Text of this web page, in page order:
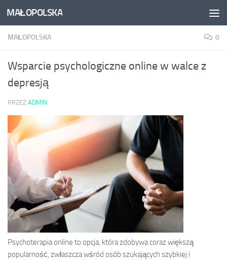
Skip to content
MAŁOPOLSKA
MAŁOPOLSKA 0
Wsparcie psychologiczne online w walce z
depresją
PRZEZ ADMIN
Psychoterapia online to opcja, która zdobywa coraz większą
popularność, zwłaszcza wśród osób szukających szybkiej i